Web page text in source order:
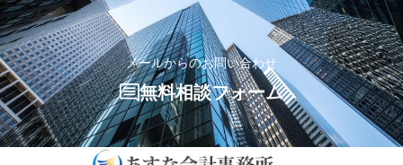
メールからのお問い合わせ
無料相談フォーム